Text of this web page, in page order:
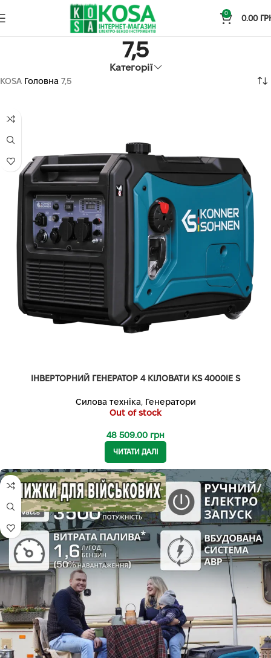
0
0.00
7,5
Категорії
KOSA Головна 7,5
ІНВЕРТОРНИЙ ГЕНЕРАТОР 4 КІЛОВАТИ KS 4000IE S
Силова техніка, Генератори
Out of stock
48 509.00 грн
ЧИТАТИ ДАЛІ